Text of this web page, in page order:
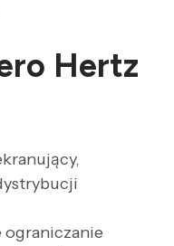
Hertz
ograniczanie